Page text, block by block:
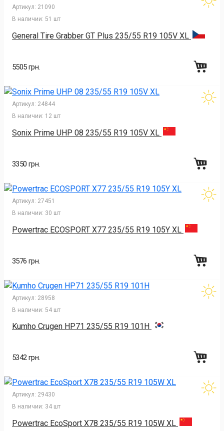
Артикул: 21090
В наличии: 51 шт
General Tire Grabber GT Plus 235/55 R19 105V XL
5505 грн.
Артикул: 24844
В наличии: 12 шт
Sonix Prime UHP 08 235/55 R19 105V XL
3350 грн.
Артикул: 27451
В наличии: 30 шт
Powertrac ECOSPORT X77 235/55 R19 105Y XL
3576 грн.
Артикул: 28958
В наличии: 54 шт
Kumho Crugen HP71 235/55 R19 101H
5342 грн.
Артикул: 29430
В наличии: 34 шт
Powertrac EcoSport X78 235/55 R19 105W XL